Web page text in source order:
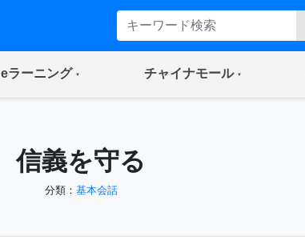
eラーニング(current) チャイナモール(current)
信義を守る
分類： 基本会話